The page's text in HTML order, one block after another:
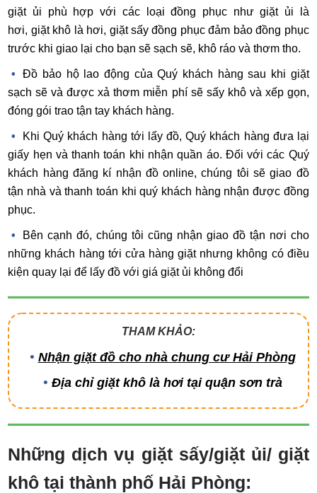
giặt ủi phù hợp với các loại đồng phục như giặt ủi là
hơi, giặt khô là hơi, giặt sấy đồng phục đảm bảo đồng phục
trước khi giao lại cho bạn sẽ sạch sẽ, khô ráo và thơm tho.
Đồ bảo hộ lao động của Quý khách hàng sau khi giặt
sạch sẽ và được xả thơm miễn phí sẽ sấy khô và xếp gọn,
đóng gói trao tận tay khách hàng.
Khi Quý khách hàng tới lấy đồ, Quý khách hàng đưa lại
giấy hẹn và thanh toán khi nhận quần áo. Đối với các Quý
khách hàng đăng kí nhận đồ online, chúng tôi sẽ giao đồ
tận nhà và thanh toán khi quý khách hàng nhận được đồng
phục.
Bên cạnh đó, chúng tôi cũng nhận giao đồ tận nơi cho
những khách hàng tới cửa hàng giặt nhưng không có điều
kiện quay lại để lấy đồ với giá giặt ủi không đổi
THAM KHẢO:
Nhận giặt đồ cho nhà chung cư Hải Phòng
Địa chỉ giặt khô là hơi tại quận sơn trà
Những dịch vụ giặt sấy/giặt ủi/ giặt
khô tại thành phố Hải Phòng: